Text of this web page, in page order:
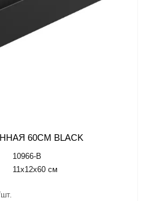
60СМ BLACK
10966-B
11x12x60 см